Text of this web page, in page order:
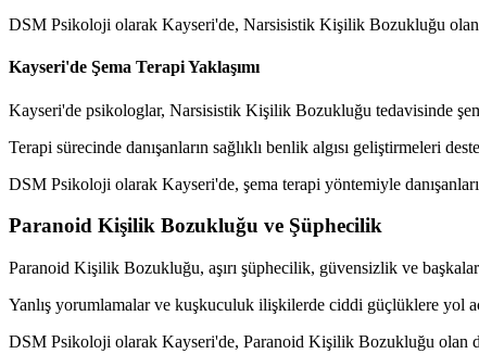
DSM Psikoloji olarak Kayseri'de, Narsisistik Kişilik Bozukluğu olan
Kayseri'de Şema Terapi Yaklaşımı
Kayseri'de psikologlar, Narsisistik Kişilik Bozukluğu tedavisinde
Terapi sürecinde danışanların sağlıklı benlik algısı geliştirmeleri
DSM Psikoloji olarak Kayseri'de, şema terapi yöntemiyle
Paranoid Kişilik Bozukluğu ve Şüphecilik
Paranoid Kişilik Bozukluğu, aşırı şüphecilik, güvensizlik ve
Yanlış yorumlamalar ve kuşkuculuk ilişkilerde ciddi güçlüklere
DSM Psikoloji olarak Kayseri'de, Paranoid Kişilik Bozukluğu olan